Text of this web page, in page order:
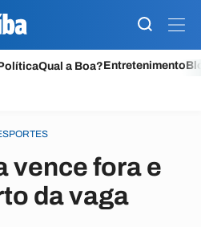
Qual a Boa?Entretenimento
vence fora e
da vaga